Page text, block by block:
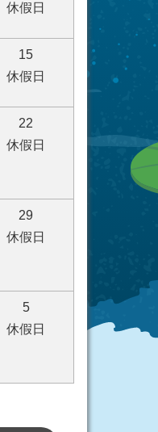
休假日
15
休假日
22
休假日
29
休假日
5
休假日